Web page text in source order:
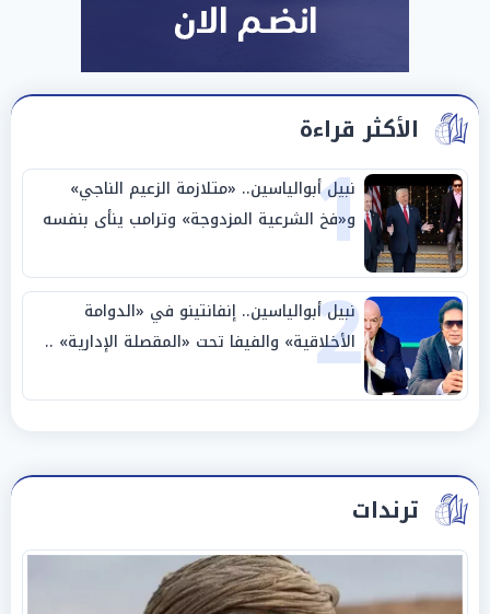
الأكثر قراءة
1
نبيل أبوالياسين.. «متلازمة الزعيم الناجي»
و«فخ الشرعية المزدوجة» وترامب ينأى بنفسه
وحليفه في «ميتم استراتيجي»
2
نبيل أبوالياسين.. إنفانتينو في «الدوامة
الأخلاقية» والفيفا تحت «المقصلة الإدارية» ..
«عبادة العرش وجنازة المصداقية»
ترندات